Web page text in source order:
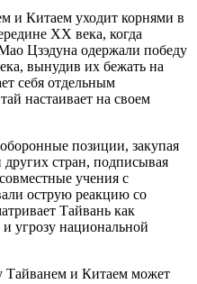
и Китаем уходит корнями в
XX века, когда
Цзэдуна одержали победу
вынудив их бежать на
себя отдельным
настаивает на своем
позиции, закупая
стран, подписывая
учения с
острую реакцию со
Тайвань как
угрозу национальной
Тайванем и Китаем может